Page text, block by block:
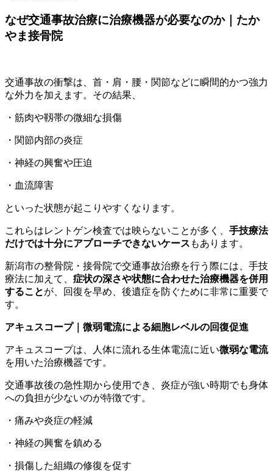
なぜ交通事故治療に治療機器が必要なのか｜たか
やま接骨院
交通事故の衝撃は、首・肩・腰・関節などに瞬間的かつ強力
な外力を加えます。その結果、
・筋肉や靱帯の微細な損傷
・関節内部の炎症
・神経の興奮や圧迫
・血流障害
といった状態が起こりやすくなります。
これらはレントゲン検査では映らないことが多く、 手技療法
だけでは十分にアプローチできないケース もあります。
新潟市の整骨院・接骨院で交通事故治療を行う際には、手技
療法に加えて、 症状の深さや状態に合わせた治療機器を併用
することが、回復を早め、後遺症を防ぐために非常に重要で
す。
アキュスコープ｜微弱電流による細胞レベルの回復促進
アキュスコープは、人体に流れる生体電流に近い微弱な電流
を用いた治療機器です。
交通事故後の急性期から使用でき、炎症が強い時期でも身体
への負担が少ないのが特徴です。
・痛みや炎症の軽減
・神経の興奮を鎮める
・損傷した組織の修復を促す